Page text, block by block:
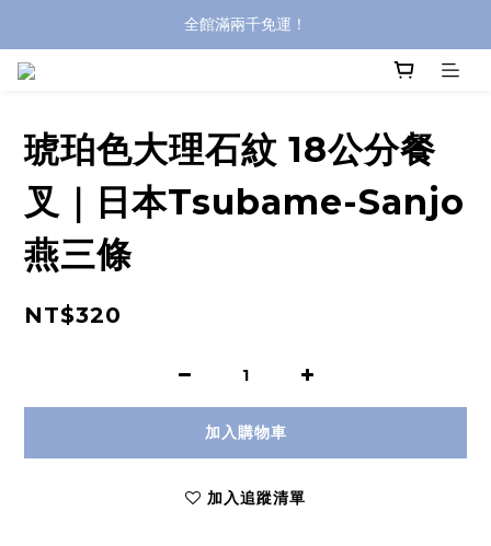
全館滿兩千免運！
全館滿兩千免運！
琥珀色大理石紋 18公分餐
叉｜日本Tsubame-Sanjo
燕三條
NT$320
加入購物車
加入追蹤清單